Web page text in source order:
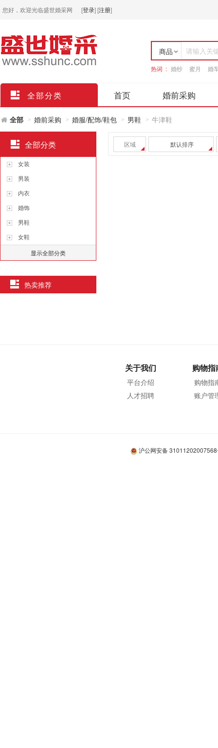
您好，欢迎光临盛世婚采网 [登录][注册]
商品
店铺
请输入关
热词 : 婚纱 蜜月 婚
全部分类 首页 婚前采购
全部 > 婚前采购 > 婚服/配饰/鞋包 > 男鞋 > 牛津鞋
区域 默认排序
全部分类
女装
男装
内衣
婚饰
男鞋
女鞋
显示全部分类
热卖推荐
关于我们
平台介绍
人才招聘
购物指
购物指
账户管
沪公网安备 31011202007568